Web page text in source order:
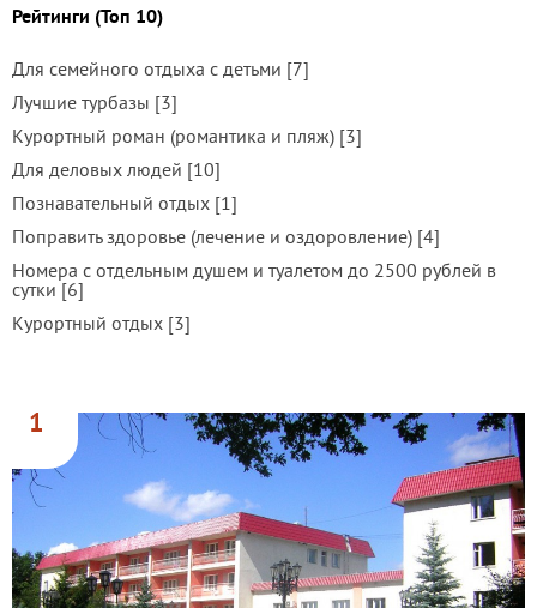
Рейтинги (Топ 10)
Для семейного отдыха с детьми [7]
Лучшие турбазы [3]
Курортный роман (романтика и пляж) [3]
Для деловых людей [10]
Познавательный отдых [1]
Поправить здоровье (лечение и оздоровление) [4]
Номера с отдельным душем и туалетом до 2500 рублей в
сутки [6]
Курортный отдых [3]
1